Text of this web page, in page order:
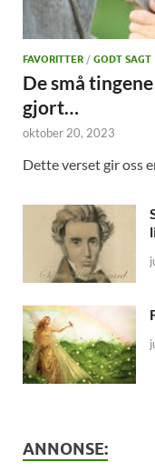
FAVORITTER / GODT SAGT
De små
gjort…
oktober 20, 2023
Dette verset gir oss
ANNONSE: